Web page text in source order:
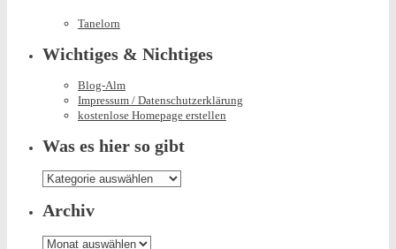
Tanelorn
Wichtiges & Nichtiges
Blog-Alm
Impressum / Datenschutzerklärung
kostenlose Homepage erstellen
Was es hier so gibt
Was
es
hier
so
gibt
Archiv
Archiv